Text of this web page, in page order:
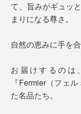
て、旨みがギュッ
まりになる尊さ。
自然の恵みに手を
お届けするのは
『Fermier（フェ
た名品たち。